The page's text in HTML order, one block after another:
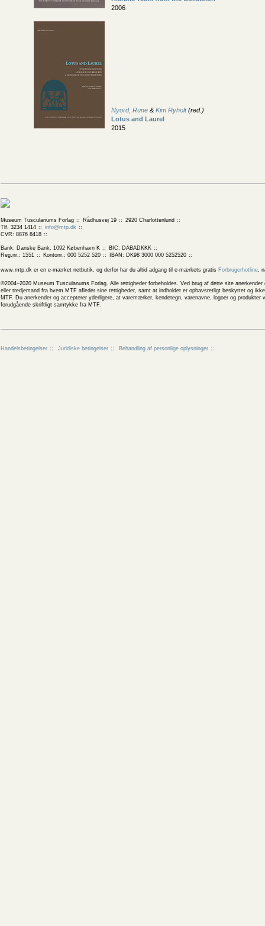
2006
Nyord, Rune & Kim Ryholt(red.)
Lotus and Laurel
2015
Museum Tusculanums Forlag Rådhusvej 19
2920 Charlottenlund
Tlf. 3234 1414
info@mtp.dk
CVR: 8876 8418
Bank: Danske Bank, 1092 København K
BIC: DABADKKK
Reg.nr.: 1551
Kontonr.: 000 5252 520 IBAN: DK98 3000 000 5252520
www.mtp.dk er en e-mærket netbutik, og derfor har du altid adgang til e-mærkets gratis Forbrugerhotline,
©2004–2020 Museum Tusculanums Forlag. Alle rettigheder forbeholdes. Ved brug af dette site
eller tredjemand fra hvem MTF afleder sine rettigheder, samt at indholdet er ophavsretligt beskyttet og
MTF. Du anerkender og accepterer yderligere, at varemærker, kendetegn, varenavne, logoer og
forudgående skriftligt samtykke fra MTF.
Handelsbetingelser Juridiske betingelser Behandling af personlige oplysninger